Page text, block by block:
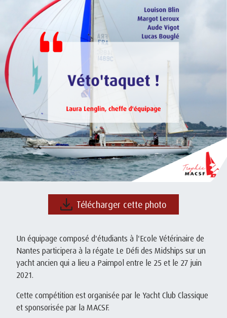
Télécharger cette photo
Un équipage composé d'étudiants à l'Ecole Vétérinaire de
Nantes participera à la régate Le Défi des Midships sur un
yacht ancien qui a lieu a Paimpol entre le 25 et le 27 juin
2021.
Cette compétition est organisée par le Yacht Club Classique
et sponsorisée par la MACSF.